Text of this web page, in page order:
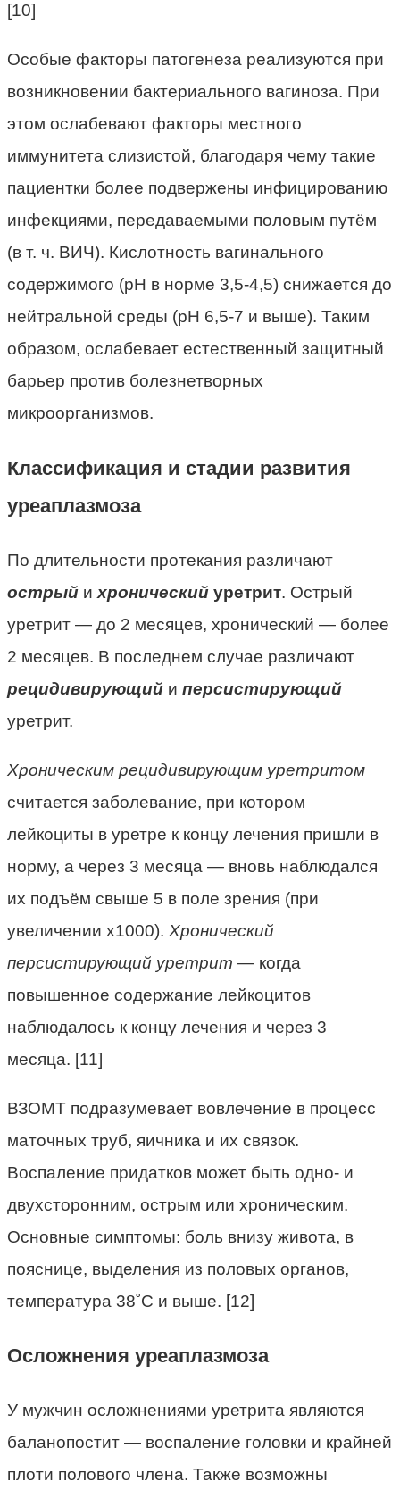
[10]
Особые факторы патогенеза реализуются при
возникновении бактериального вагиноза. При
этом ослабевают факторы местного
иммунитета слизистой, благодаря чему такие
пациентки более подвержены инфицированию
инфекциями, передаваемыми половым путём
(в т. ч. ВИЧ). Кислотность вагинального
содержимого (рН в норме 3,5-4,5) снижается до
нейтральной среды (рН 6,5-7 и выше). Таким
образом, ослабевает естественный защитный
барьер против болезнетворных
микроорганизмов.
Классификация и стадии развития
уреаплазмоза
По длительности протекания различают
острый и хронический уретрит. Острый
уретрит — до 2 месяцев, хронический — более
2 месяцев. В последнем случае различают
рецидивирующий и персистирующий
уретрит.
Хроническим рецидивирующим уретритом
считается заболевание, при котором
лейкоциты в уретре к концу лечения пришли в
норму, а через 3 месяца — вновь наблюдался
их подъём свыше 5 в поле зрения (при
увеличении х1000). Хронический
персистирующий уретрит — когда
повышенное содержание лейкоцитов
наблюдалось к концу лечения и через 3
месяца. [11]
ВЗОМТ подразумевает вовлечение в процесс
маточных труб, яичника и их связок.
Воспаление придатков может быть одно- и
двухсторонним, острым или хроническим.
Основные симптомы: боль внизу живота, в
пояснице, выделения из половых органов,
температура 38˚С и выше. [12]
Осложнения уреаплазмоза
У мужчин осложнениями уретрита являются
баланопостит — воспаление головки и крайней
плоти полового члена. Также возможны